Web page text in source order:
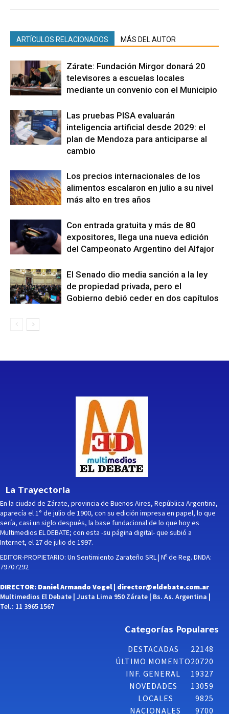
ARTÍCULOS RELACIONADOS MÁS DEL AUTOR
Zárate: Fundación Mirgor donará 20
televisores a escuelas locales
mediante un convenio con el Municipio
Las pruebas PISA evaluarán
inteligencia artificial desde 2029: el
plan de Mendoza para anticiparse al
cambio
Los precios internacionales de los
alimentos escalaron en julio a su nivel
más alto en tres años
Con entrada gratuita y más de 80
expositores, llega una nueva edición
del Campeonato Argentino del Alfajor
El Senado dio media sanción a la ley
de propiedad privada, pero el
Gobierno debió ceder en dos capítulos
La Trayectoria
En la ciudad de Zárate, provincia de Buenos Aires, República Argentina,
aparecía el 1° de julio de 1900, con su edición impresa en papel, lo que
sería, casi un siglo después, la base fundacional de lo que hoy es
Multimedios EL DEBATE; con esta -su página digital- que subió a
Internet, el 27 de julio de 1997.
EDITOR-PROPIETARIO: Un Sentimiento Zarateño SRL | Nº de Reg. DNDA:
79707292
DIRECTOR: Daniel Armando Vogel | director@eldebate.com.ar
Multimedios El Debate | Justa Lima 950 Zárate | Bs. As. Argentina |
Tel.: 11 3965 1567
Categorías Populares
DESTACADAS
22148
ÚLTIMO MOMENTO20720
INF. GENERAL
19327
NOVEDADES
13059
LOCALES
9825
NACIONALES
9700